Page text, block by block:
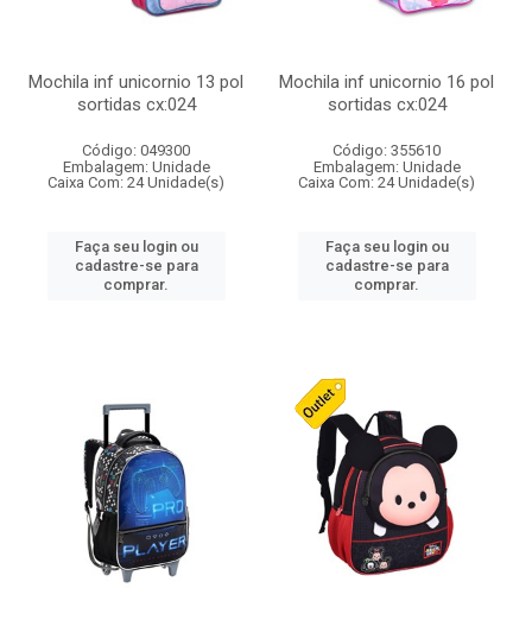
Mochila inf unicornio 13 pol
sortidas cx:024
Código: 049300
Embalagem: Unidade
Caixa Com: 24 Unidade(s)
Faça seu login ou
cadastre-se para
comprar.
Mochila inf unicornio 16 pol
sortidas cx:024
Código: 355610
Embalagem: Unidade
Caixa Com: 24 Unidade(s)
Faça seu login ou
cadastre-se para
comprar.